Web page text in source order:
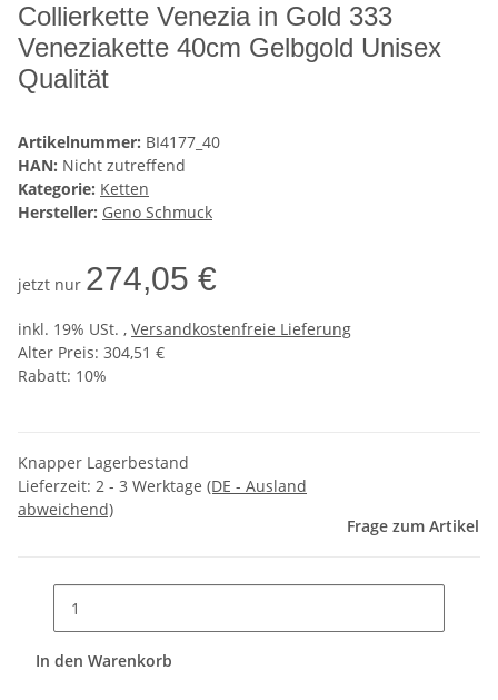
Collierkette Venezia in Gold 333
Veneziakette 40cm Gelbgold Unisex
Qualität
Artikelnummer: BI4177_40
HAN: Nicht zutreffend
Kategorie: Ketten
Hersteller: Geno Schmuck
jetzt nur 274,05 €
inkl. 19% USt. , Versandkostenfreie Lieferung
Alter Preis: 304,51 €
Rabatt: 10%
Knapper Lagerbestand
Lieferzeit: 2 - 3 Werktage (DE - Ausland
abweichend)
Frage zum Artikel
In den Warenkorb